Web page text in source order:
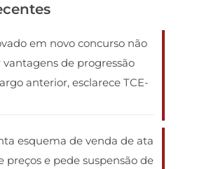
em novo concurso não
de progressão
anterior, esclarece TCE-
esquema de venda de ata
preços e pede suspensão de